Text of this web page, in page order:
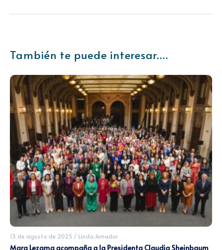
También te puede interesar....
13 de agosto de 2025 / Linda Amador
Mara Lezama acompaña a la Presidenta Claudia Sheinbaum